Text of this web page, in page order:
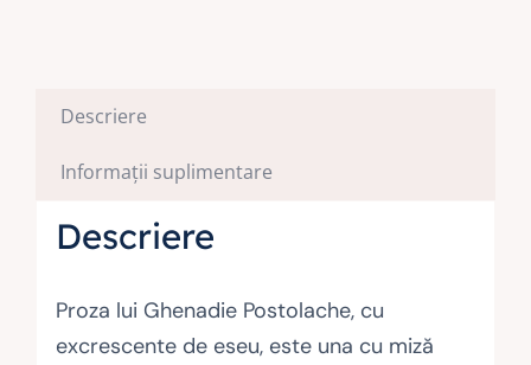
Descriere
Informații suplimentare
Descriere
Proza lui Ghenadie Postolache, cu
excrescente de eseu, este una cu miză